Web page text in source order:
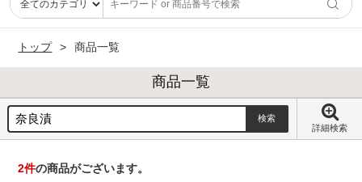
トップ 商品一覧
商品一覧
詳細検索
2件の商品がございます。